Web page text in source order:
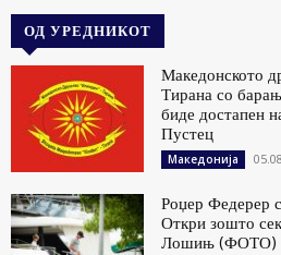
ОД УРЕДНИКОТ
Македонското
Тирана со
биде достапен
Пустец
Македонија
Роџер Федерер
Откри зошто
Лошињ (ФОТО)